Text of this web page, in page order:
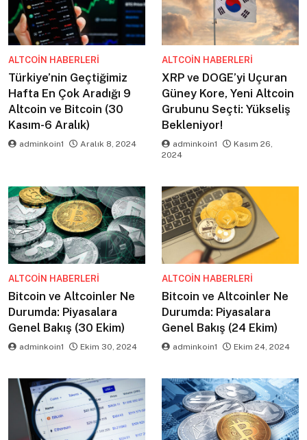
ALTCOIN HABERLERI
Türkiye’nin Geçtiğimiz
Hafta En Çok Aradığı 9
Altcoin ve Bitcoin (30
Kasım-6 Aralık)
adminkoin1 Aralık 8, 2024
ALTCOIN HABERLERI
XRP ve DOGE’yi Uçuran
Güney Kore, Yeni Altcoin
Grubunu Seçti: Yükseliş
Bekleniyor!
adminkoin1
Kasım 26,
2024
ALTCOIN HABERLERI
Bitcoin ve Altcoinler Ne
Durumda: Piyasalara
Genel Bakış (30 Ekim)
adminkoin1 Ekim 30, 2024
ALTCOIN HABERLERI
Bitcoin ve Altcoinler Ne
Durumda: Piyasalara
Genel Bakış (24 Ekim)
adminkoin1 Ekim 24, 2024